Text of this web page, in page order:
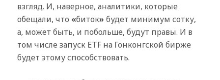
взгляд. И, наверное, аналитики, которые
обещали, что «биток» будет минимум сотку,
а, может быть, и побольше, будут правы. И в
том числе запуск ETF на Гонконгской бирже
будет этому способствовать.